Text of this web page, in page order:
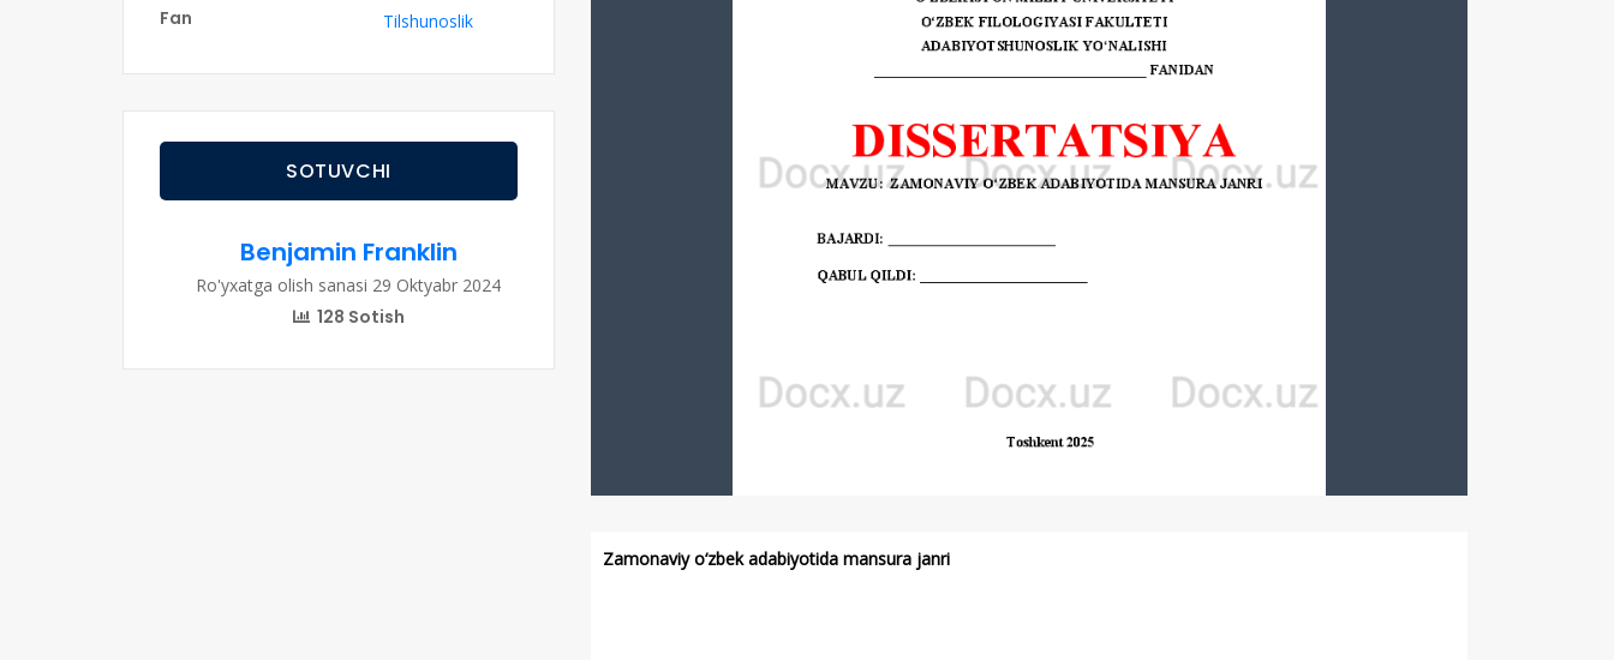
Fan Tilshunoslik
SOTUVCHI
Benjamin Franklin
Ro'yxatga olish sanasi 29 Oktyabr 2024
128 Sotish
Zamonaviy o‘zbek adabiyotida mansura janri